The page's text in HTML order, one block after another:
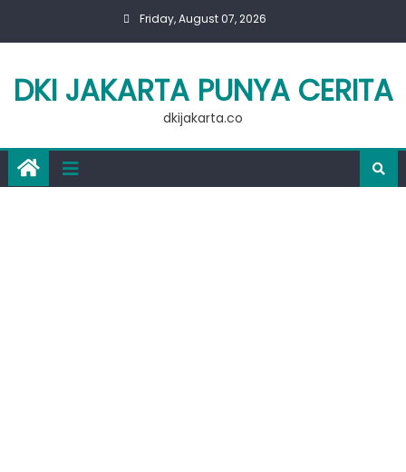
Friday, August 07, 2026
DKI JAKARTA PUNYA CERITA
dkijakarta.co